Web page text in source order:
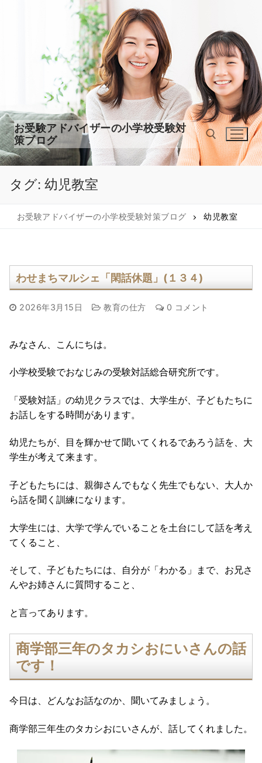
キ
ッ
プ
お受験アドバイザーの小学校受験対
策ブログ
タグ: 幼児教室
お受験アドバイザーの小学校受験対策ブログ 幼児教室
わせまちマルシェ「閑話休題」(１３４)
2026年3月15日 教育の仕方 0 コメント
みなさん、こんにちは。
小学校受験でおなじみの受験対話総合研究所です。
「受験対話」の幼児クラスでは、大学生が、子どもたちに
お話しをする時間があります。
幼児たちが、目を輝かせて聞いてくれるであろう話を、大
学生が考えて来ます。
子どもたちには、親御さんでもなく先生でもない、大人か
ら話を聞く訓練になります。
大学生には、大学で学んでいることを土台にして話を考え
てくること、
そして、子どもたちには、自分が「わかる」まで、お兄さ
んやお姉さんに質問すること、
と言ってあります。
商学部三年のタカシおにいさんの話
です！
今日は、どんなお話なのか、聞いてみましょう。
商学部三年生のタカシおにいさんが、話してくれました。